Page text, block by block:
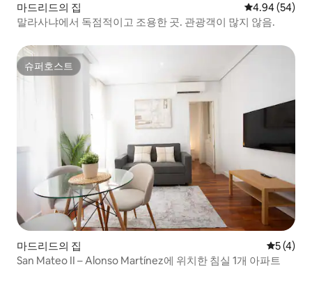
마드리드의 집 평점 4.94점(5
4.94 (54)
말라사냐에서 독점적이고 조용한 곳. 관광객이 많지 않음.
슈퍼호스트
슈퍼호스트
마드리드의 집 평점 5점
5 (4)
San Mateo II – Alonso Martínez에 위치한 침실 1개 아파트